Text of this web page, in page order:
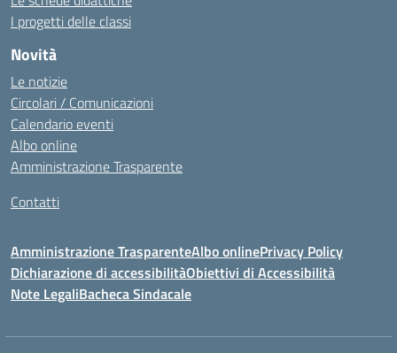
I progetti delle classi
Novità
Le notizie
Circolari / Comunicazioni
Calendario eventi
Albo online
Amministrazione Trasparente
Contatti
Amministrazione TrasparenteAlbo onlinePrivacy Policy
Dichiarazione di accessibilitàObiettivi di Accessibilità
Note LegaliBacheca Sindacale